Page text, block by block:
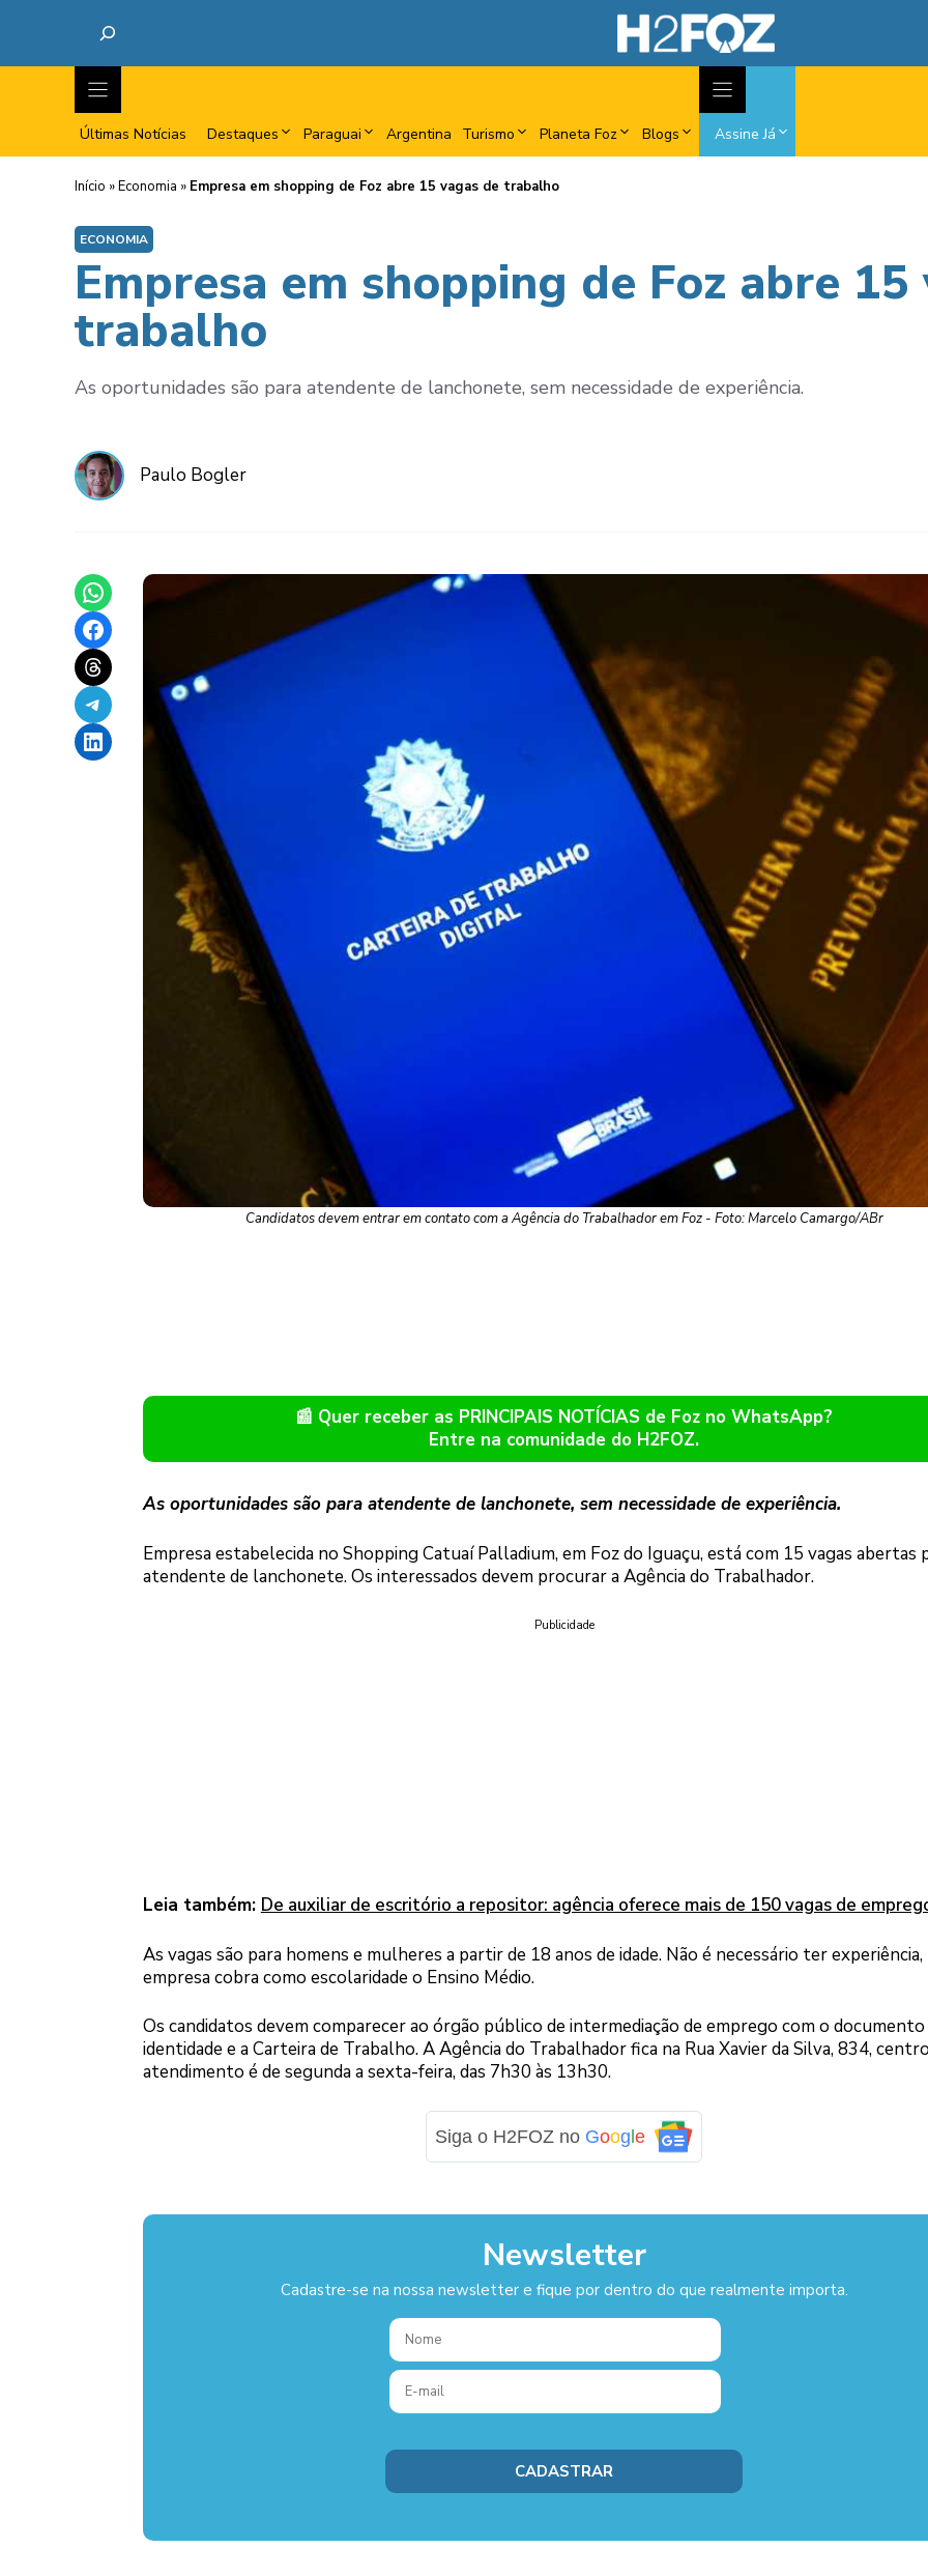
Últimas Notícias Destaques Paraguai Argentina Turismo Planeta Foz Blogs Assine Já
Início »Economia » Empresa em shopping de Foz abre 15 vagas de trabalho
ECONOMIA
Empresa em shopping de Foz abre 15
trabalho
As oportunidades são para atendente de lanchonete, sem necessidade de experiência.
Paulo Bogler
Share on WhatsApp
Share on Facebook
Share on Threads
Share on Telegram
Share on LinkedIn
Candidatos devem entrar em contato com a Agência do Trabalhador em Foz - Foto: Marcelo Camargo/ABr
📰 Quer receber as PRINCIPAIS NOTÍCIAS de Foz no WhatsApp?
Entre na comunidade do H2FOZ.
As oportunidades são para atendente de lanchonete, sem necessidade de experiência.
Empresa estabelecida no Shopping Catuaí Palladium, em Foz do Iguaçu, está com 15 vagas abertas
atendente de lanchonete. Os interessados devem procurar a Agência do Trabalhador.
Publicidade
Leia também: De auxiliar de escritório a repositor: agência oferece mais de 150 vagas de
As vagas são para homens e mulheres a partir de 18 anos de idade. Não é necessário ter experiência,
empresa cobra como escolaridade o Ensino Médio.
Os candidatos devem comparecer ao órgão público de intermediação de emprego com o documento
identidade e a Carteira de Trabalho. A Agência do Trabalhador fica na Rua Xavier da Silva, 834,
atendimento é de segunda a sexta-feira, das 7h30 às 13h30.
Siga o H2FOZ no Google
Newsletter
Cadastre-se na nossa newsletter e fique por dentro do que realmente importa.